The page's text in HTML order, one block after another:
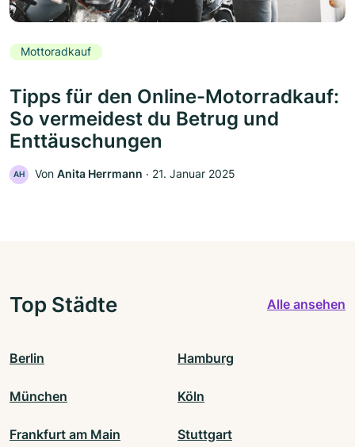
Mottoradkauf
Tipps für den Online-Motorradkauf:
So vermeidest du Betrug und
Enttäuschungen
AH Von Anita Herrmann ‧ 21. Januar 2025
Top Städte Alle ansehen
Berlin Hamburg
München Köln
Frankfurt am Main Stuttgart